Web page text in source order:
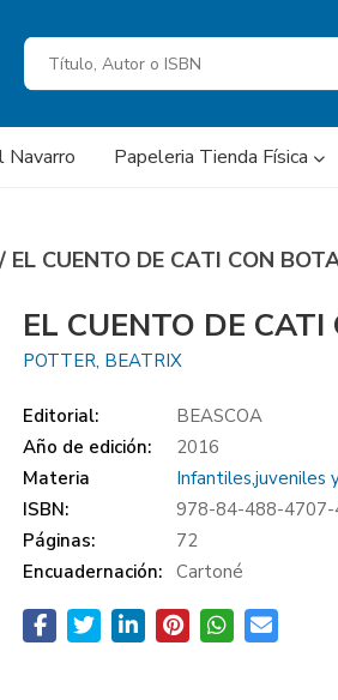
Navarro Papeleria Tienda Física
/ EL CUENTO DE CATI CON
EL CUENTO DE
POTTER, BEATRIX
Editorial:
BEASCOA
Año de edición:
2016
Materia
Infantiles,juveniles
ISBN:
978-84-488-
Páginas:
72
Encuadernación:
Cartoné